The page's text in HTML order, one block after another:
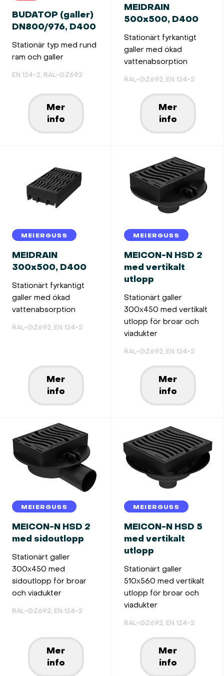
BUDATOP (galler)
DN800/976, D400
Stationär typ med rund
ram och galler
EN 124-2, RAL-GZ692
Mer
info
MEIDRAIN
500x500, D400
Stationärt fyrkantigt
galler med ökad
vattenabsorption
RAL-GZ692, EN 124-2
Mer
info
MEIERGUSS
MEIDRAIN
300x500, D400
Stationärt fyrkantigt
galler med ökad
vattenabsorption
RAL-GZ692, EN 124-2
Mer
info
MEIERGUSS
MEICON-N HSD 2
med vertikalt
utlopp
Stationärt galler
300x450 med vertikalt
utlopp för broar och
viadukter
RAL-GZ692, EN 124-2
Mer
info
MEIERGUSS
MEICON-N HSD 2
med sidoutlopp
Stationärt galler
300x450 med
sidoutlopp för broar
och viadukter
RAL-GZ692, EN 124-2
Mer
info
MEIERGUSS
MEICON-N HSD 5
med vertikalt
utlopp
Stationärt galler
510x560 med vertikalt
utlopp för broar och
viadukter
RAL-GZ692, EN 124-2
Mer
info